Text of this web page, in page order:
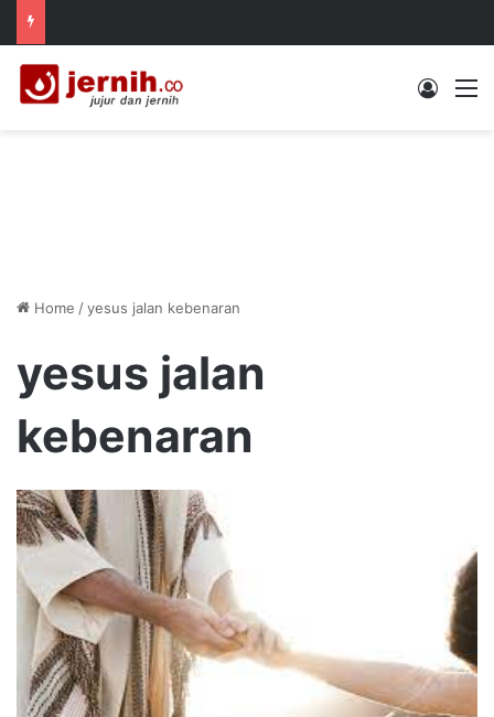
Log In
Home /yesus jalan kebenaran
yesus jalan
kebenaran